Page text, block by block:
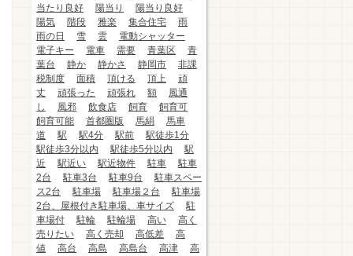
当たり良好
陽当り
陽当り良好
陽気
階段 雅楽 集合住宅
雨
雨の日
雪 雲
電動シャッター
電子キー
電車 需要 青葉区
青
葉台
静か 静かさ 静岡市
非課
税制度
面積 頂ける 頂上
頑
丈
頑張った 頑張れ 額
風通
し
風邪 飲食店 飼育
飼育可
飼育可能
首都圏版 馬絹
馬車
道
駅 駅4分 駅前
駅徒歩1分
駅徒歩3分以内
駅徒歩5分以内
駅
近
駅近い 駅近物件 駐車
駐車
2台
駐車3台 駐車9台
駐車スペー
ス2台
駐車場 駐車場２台
駐車場
2台、屋根付き駐車場、車サイズ
駐
車場付
駐輪 駐輪場 高い
高く
売りたい
高く売却 高低差
高
値
高台 高島 高島台 高津
高